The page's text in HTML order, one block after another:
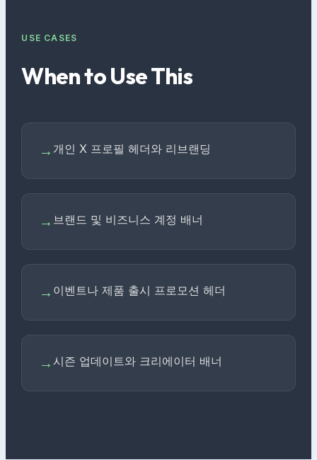
USE CASES
When to Use This
→ 개인 X 프로필 헤더와 리브랜딩
→ 브랜드 및 비즈니스 계정 배너
→ 이벤트나 제품 출시 프로모션 헤더
→시즌 업데이트와 크리에이터 배너